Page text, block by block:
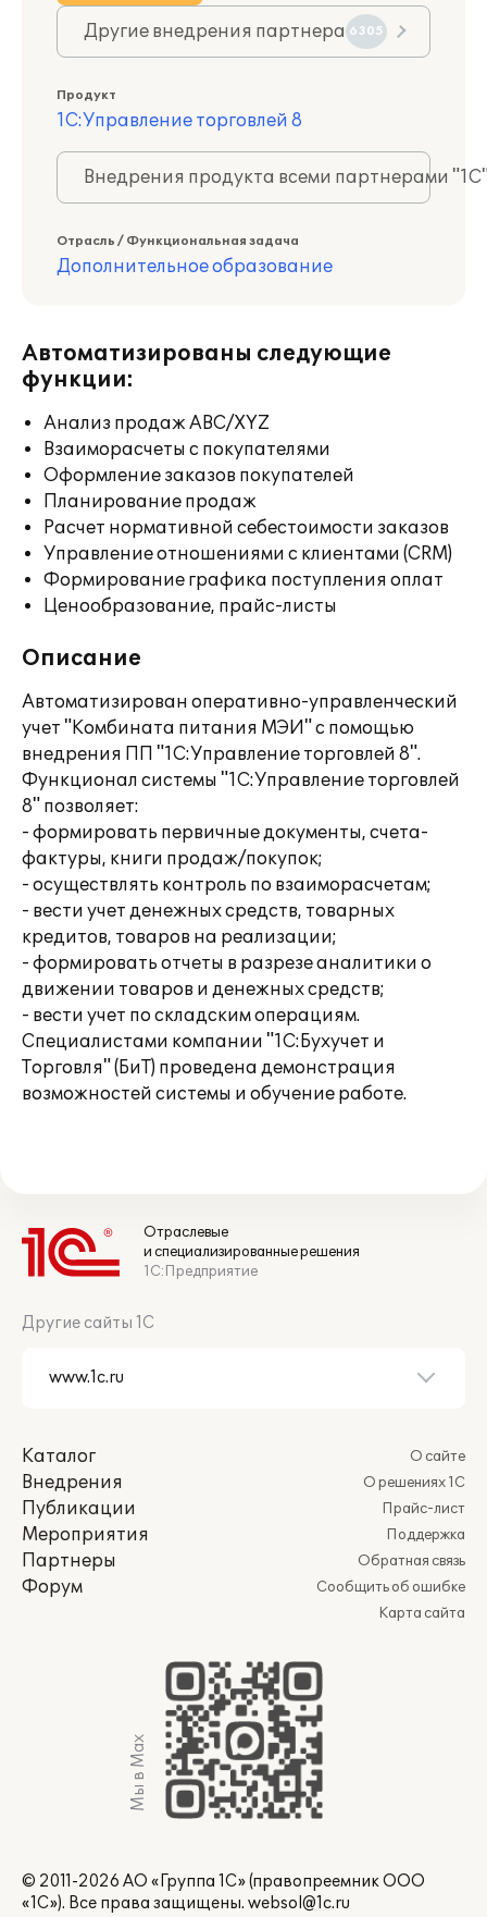
Другие внедрения партнера 6305
Продукт
1С:Управление торговлей 8
Внедрения продукта всеми партнерами
Отрасль / Функциональная задача
Дополнительное образование
Автоматизированы следующие
функции:
Анализ продаж ABC/XYZ
Взаиморасчеты с покупателями
Оформление заказов покупателей
Планирование продаж
Расчет нормативной себестоимости заказов
Управление отношениями с клиентами (CRM)
Формирование графика поступления оплат
Ценообразование, прайс-листы
Описание
Автоматизирован оперативно-управленческий
учет "Комбината питания МЭИ" с помощью
внедрения ПП "1С:Управление торговлей 8".
Функционал системы "1С:Управление торговлей
8" позволяет:
- формировать первичные документы, счета-
фактуры, книги продаж/покупок;
- осуществлять контроль по взаиморасчетам;
- вести учет денежных средств, товарных
кредитов, товаров на реализации;
- формировать отчеты в разрезе аналитики о
движении товаров и денежных средств;
- вести учет по складским операциям.
Специалистами компании "1С:Бухучет и
Торговля" (БиТ) проведена демонстрация
возможностей системы и обучение работе.
Отраслевые
и специализированные решения
1С:Предприятие
Другие сайты 1С
Каталог
Внедрения
Публикации
Мероприятия
Партнеры
Форум
О сайте
О решениях 1С
Прайс-лист
Поддержка
Обратная связь
Сообщить об ошибке
Карта сайта
Мы в Max
© 2011-2026 АО «Группа 1С» (правопреемник ООО
«1С»). Все права защищены. websol@1c.ru